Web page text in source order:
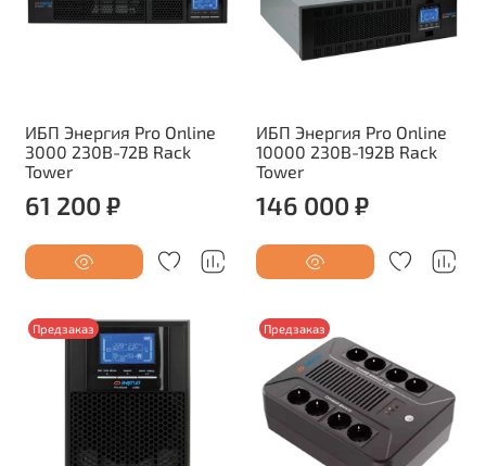
ИБП Энергия Pro Online
3000 230В-72В Rack
Tower
61 200 ₽
ИБП Энергия Pro Online
10000 230В-192В Rack
Tower
146 000 ₽
Предзаказ Предзаказ